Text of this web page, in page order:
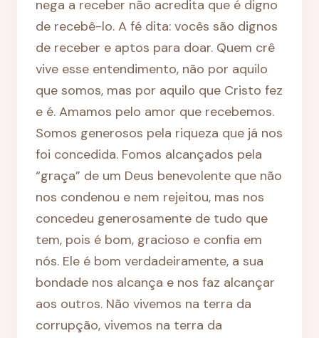
nega a receber não acredita que é digno
de recebê-lo. A fé dita: vocês são dignos
de receber e aptos para doar. Quem crê
vive esse entendimento, não por aquilo
que somos, mas por aquilo que Cristo fez
e é. Amamos pelo amor que recebemos.
Somos generosos pela riqueza que já nos
foi concedida. Fomos alcançados pela
“graça” de um Deus benevolente que não
nos condenou e nem rejeitou, mas nos
concedeu generosamente de tudo que
tem, pois é bom, gracioso e confia em
nós. Ele é bom verdadeiramente, a sua
bondade nos alcança e nos faz alcançar
aos outros. Não vivemos na terra da
corrupção, vivemos na terra da